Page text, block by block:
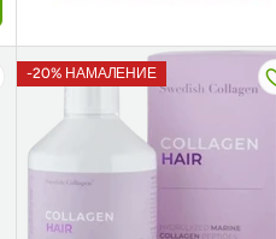
-20% НАМАЛЕНИЕ